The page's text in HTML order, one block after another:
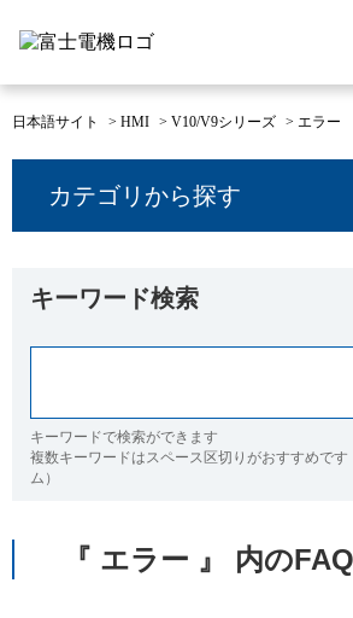
日本語サイト > HMI > V10/V9シリーズ > エラー
カテゴリから探す
キーワード検索
キーワードで検索ができます
複数キーワードはスペース区切りがおすすめです
ム）
『 エラー 』 内のFAQ